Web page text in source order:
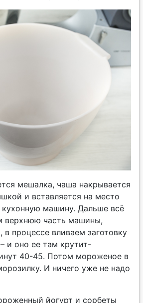
мешалка, чаша накрывается
и вставляется на место
машину. Дальше всё
верхнюю часть машины,
в процессе вливаем заготовку
и оно ее там крутит-
40-45. Потом мороженое в
И ничего уже не надо
йогурт и сорбеты